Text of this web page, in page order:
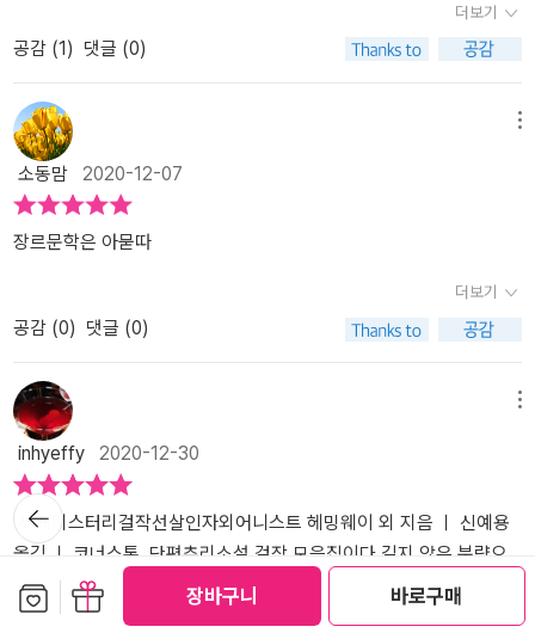
장바구니 바로구매
한 것을 알게 된다. 스티거라는 남자가 낸시라는 여성과 살림을 차리
기로 했는데 2주 후 여성은 온데간데없고 스티거는 집 안에 들어앉아
꼼짝하지 않는다. 스티거가 하는 일은 그저 낙엽송을 도끼로 패서 쌓
아두는 일.... 뭔가 심증은 가지만 물증이 없다! 낸시는 어디로 사라져
버린 것일까? 경찰조차 감을 잡지 못하는 이 사건을, 번개처럼 강력하
게 내리친 직관력으로, 린리가 해결하게 된다.​2권에서는 [ 백작의 사
라진 재산 ] 이라는 작품도 인상 깊었다. 숙부인 치젤리그 경의 병을
돌보느라 파산 직전까지 가버린 조카 톰은 살아 있을 적에 괴짜였고
다. 남들처럼 평범하게 유산을 남겼다면 얼마나 좋았을까? 하지만 남
다른 천재성과 괴벽을 지녔던 숙부 치젤리그 경은 그 누구도 찾지 못
할 곳에 유산을 꽁꽁 숨겨놨다. 그는 조카에게 이런 내용의 유언장을
남긴다.​조카 톰에게네가 받을 재산은 서재의 종이 틈에 있단다너를
사랑하는 삼촌, 레지널드 모랜, 치젤리그 백작​서재에는 엄청난 수의
책이 있고 희한하게도 모루도 ( 대장간에서 뜨거운 쇠를 올려놓고 두
드릴 때 쓰는 대 ) 있다. 치젤리그 경은 서재를 대장간처럼 사용했지
만 훌륭한 장서들 ( 셰익스피어 작품 같은 ) 로 빼곡이 차여있다. 도저
히 혼자 힘으로 해결할 수 없을 것 같았던 조카는 유명한 탐정인 발몽
에게 사건 의뢰를 하고, 발몽은 생전 치젤리그 경이 구입한 물건의 영
수증을 조사한다. 생전에 치젤리그 경은 육중한 금고를 샀고, M 자로
의 특징이라면 사건 해결은 과학적 수사보다는 트릭을 밝혀내
는 데 있다. 트릭만 알아내면 범인을 향하는 길은 일사천리. 트릭을 알
아내는 방법이 때로는 허무하리만치 간단하기도 하지만 도를 넘는 폭
력과 지나치게 잔혹한 장면이 없다는 것이 장점이라면 장점이다. ​수
록된 다수 단편들의 사건의 원인이 사랑과 배신이라는 점을 보면 (사
건의 소재들이 당대의 사회 상을 반영한다는 씁쓸한 사실이 있긴 하
지만) 지금처럼 묻지마 살인이라든지, 성폭력이 동반되거나 목적 자
체인 요즘 일부의 자극적인 미스테리 스릴러 소설들에 비해 순수하다
럼 후반부에서 갑자기 사건이 해결되는 단편들도 있긴 했지만 미스테
리 소설을 잘 알지 못하는 나의 좁은 소견일 수도 있고, 그런 사건
의 흐름은 고전에서 볼 수 있는 투박함이라고 할 수도 있겠다.​'의사
와 그의 아내 그리고 시계'에서 보여주는 불신은 비극의 씨앗이 된
다. 한번 싹튼 의심은 잘못된 판단을 불러왔다. 친구의 아내를 탐하
고, 아내의 사랑을 의심하고, 사랑을 증명하기 위해 아내가 한 행동
은 슬픈 결말을 불러왔다. 사랑이 비극인 걸까, 불신이 비극인 걸
까?'두번째 총알'은 전편에 이은 바이올렛 양의 활약을 보여준다. 탐
정물은 홈즈 시리즈의 큰 성공으로 작가들이 즐겨쓰는 소재
가 된 듯 하다.'급행열차 안의 수수께끼'에서는 살인사건의 진수
라 할 수 있는 밀실 살인이 등장한다. 범인과 수법이 가장 난해한 밀
소설들을 모아놓은 <세계미스터리 걸작선> 시리즈가 총 2권으로 독
자들과 만난다.무려, 어니스트 헤밍웨이, 대실 해밋, 브라운 신부 시리
즈의 G.K체스터턴 등추리소설의 매니아나 팬이 아니더라도, 한 번쯤
은 접해보았을 법한 작품을 창조한아홉명의 작가들의 단편 추리소설
이 실려있다.요즘의 미스터리 소설과는 조금 다른 느낌의, 고색창연
하고 클래식한 추리소설이라마술 퍼포먼스를 보아도 즐기기보다는
트릭 찾기에 골몰하는 성격의 사람이라면어디서 이미 본 것 같은, 예
상의 범위를 크게 뛰어넘지 못하는 이야기일 수 있지만그렇게 작품을
기와 문화, 사회 구조를 떠올려 보며그 시대의 인물 중 한 명이 되어
사건과 함께 하고 있다는 상상력을 한껏 발휘해보자. 어쩌면 답답하
게 느껴졌을지도 모를 등장인물들의 행동과 선택이 좀 더 생동감있고
납득가능하게 독자에게 뚜벅뚜벅 다가오는 기분이 들 것이다.추리소
설의 맛을 지키기 위해 자세한 내용을 리뷰할 수는 없지만밀실살인,
탐정, 가해자와 피해자의 반전, 속임수, 트릭, 평범하지 않은 손님,사
소하게만 보였던 것들이 점점 부피를 키워가는 스릴감 등등미스터리
의 필수 요소들이 골고루 알차게 담겨 읽는 맛이 난다. ^^지금 도시괴
담을 읽으면 오싹하는 짜릿함이 있듯짧지만 달리 고전이 아닌 멋진
작품들을 부담스럽지 않게 즐길 수 있다.**출판사로부터 책을 제공받
아 읽고, 솔직하게 쓴 리뷰입니다.**#세계미스터리걸작선1 #살인자
더보기
공감 (1) 댓글 (0)
소동맘 2020-12-07
장르문학은 아묻따
더보기
공감 (0) 댓글 (0)
inhyeffy 2020-12-30
세계미스터리걸작선살인자외어니스트 헤밍웨이 외 지음 ㅣ 신예용
옮김 ㅣ 코너스톤 단편추리소설 걸작 모음집이다.길지 않은 분량으
로 독자를 사로잡기 알맞은 내용으로 꽉 차 있다.추리소설은 코난도
일의 명탐정 홈즈 시리즈와 애거사 크리스티의 시리즈를 빼고는 미개
뒤로가
기